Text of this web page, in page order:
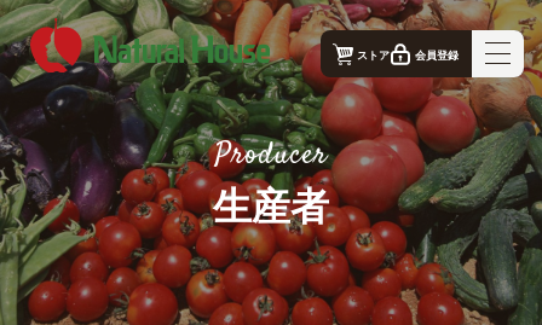
ストア 会員登録
ナチュラルハウス - 公式コーポレートサイト｜TOP
ナチュラルハウスの想い
事業概要
生産者
店舗案内
Producer
生産者